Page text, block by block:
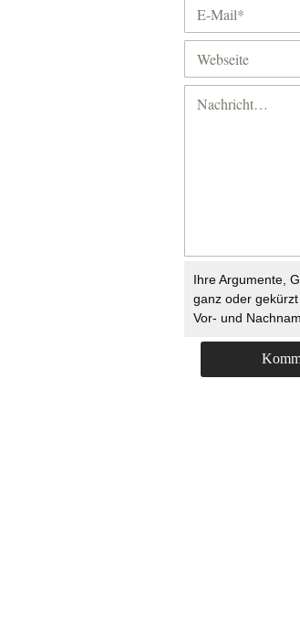
Ihre Argumente,
ganz oder
Vor- und